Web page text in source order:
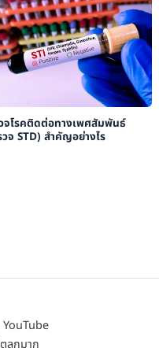
จโรคติดต่อทางเพศสัมพันธ์
จ STD) สำคัญอย่างไร
YouTube
ลกมาก